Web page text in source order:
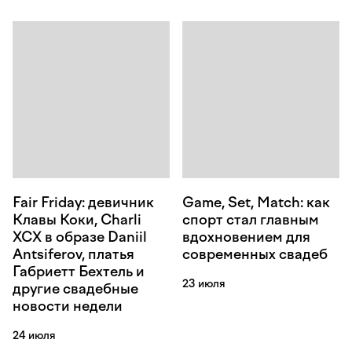
Fair Friday: девичник
Клавы Коки, Charli
XCX в образе Daniil
Antsiferov, платья
Габриетт Бехтель и
другие свадебные
новости недели
24 июля
Game, Set, Match: как
спорт стал главным
вдохновением для
современных свадеб
23 июля